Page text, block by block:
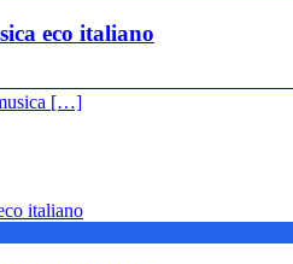
eco italiano
05/2023 Sul
[…]